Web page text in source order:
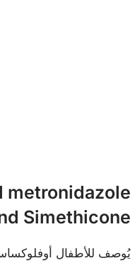
Simethicone
يُوصف للأطفال